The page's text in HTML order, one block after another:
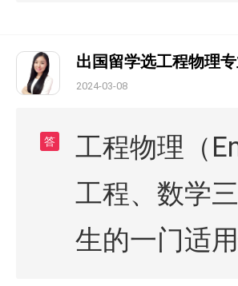
出国留学选工程物理
2024-03-08
答
工程物理（
工程、数学
生的一门适